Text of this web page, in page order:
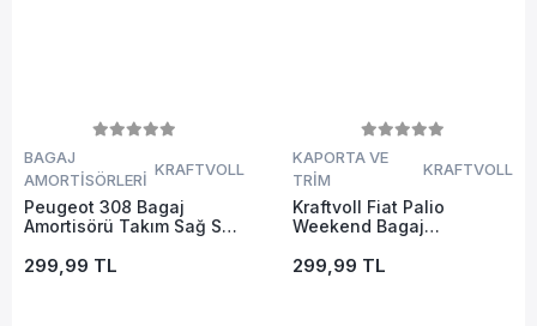
BAGAJ
AMORTİSÖRLERİ
KRAFTVOLL
Peugeot 308 Bagaj
Amortisörü Takım Sağ Sol
299,99 TL
KAPORTA VE
TRİM
KRAFTVOLL
Kraftvoll Fiat Palio
Weekend Bagaj
1996-2004.
299,99 TL